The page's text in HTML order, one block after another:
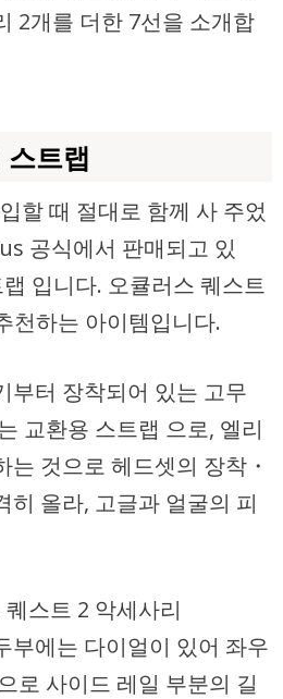
2개를 더한 7선을 소개합
트랩
할 때 절대로 함께 사 주었
공식에서 판매되고 있
입니다. 오큘러스 퀘스트
천하는 아이템입니다.
부터 장착되어 있는 고무
교환용 스트랩 으로, 엘리
것으로 헤드셋의 장착・
히 올라, 고글과 얼굴의 피
부에는 다이얼이 있어 좌우
로 사이드 레일 부분의 길